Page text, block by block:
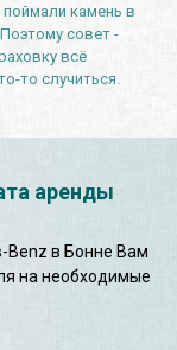
аренды
Benz в Бонне Вам
на необходимые
камень в
совет -
всё
то случиться.